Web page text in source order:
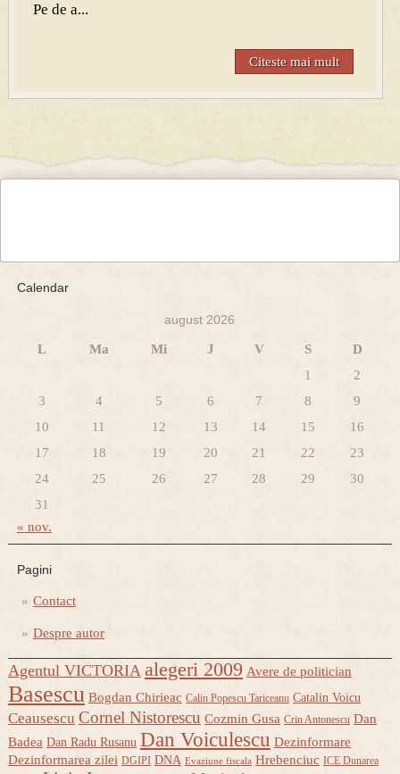
Pe de a...
Citeste mai mult
Calendar
august 2026
L Ma Mi J V S
D
1
2
3
4 5 6 7 8
9
10
11 12 13 14 15
16
17
18 19 20 21 22
23
24
25 26 27 28 29
30
31
« nov.
Pagini
Contact
Despre autor
Agentul VICTORIA alegeri 2009 Avere de politician
Basescu Bogdan Chirieac Calin Popescu Tariceanu Catalin Voicu
Ceausescu Cornel Nistorescu Cozmin Gusa Crin Antonescu Dan
Badea Dan Radu Rusanu Dan Voiculescu Dezinformare
Dezinformarea zilei DGIPI DNA Evaziune fiscala Hrebenciuc ICE Dunarea